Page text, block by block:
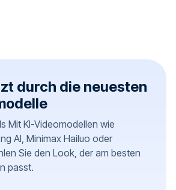
durch die neuesten
Mit KI-Videomodellen wie
AI, Minimax Hailuo oder
Sie den Look, der am besten
passt.